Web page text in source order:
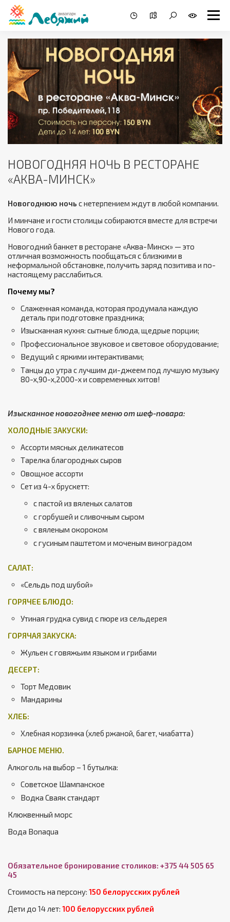
НОВОГОДНЯЯ НОЧЬ В РЕСТОРАНЕ
«АКВА-МИНСК»
Новогоднюю ночь с нетерпением ждут в любой компании.
И минчане и гости столицы собираются вместе для встречи
Нового года.
Новогодний банкет в ресторане «Аква-Минск» — это
отличная возможность пообщаться с близкими в
неформальной обстановке, получить заряд позитива и по-
настоящему расслабиться.
Почему мы?
Слаженная команда, которая продумала каждую
деталь при подготовке праздника;
Изысканная кухня: сытные блюда, щедрые порции;
Профессиональное звуковое и световое оборудование;
Ведущий с яркими интерактивами;
Танцы до утра с лучшим ди-джеем под лучшую музыку
80-х,90-х,2000-х и современных хитов!
Изысканное новогоднее меню от шеф-повара:
ХОЛОДНЫЕ ЗАКУСКИ:
Ассорти мясных деликатесов
Тарелка благородных сыров
Овощное ассорти
Сет из 4-х брускетт:
с пастой из вяленых салатов
с горбушей и сливочным сыром
с вяленым окороком
с гусиным паштетом и моченым виноградом
САЛАТ:
«Сельдь под шубой»
ГОРЯЧЕЕ БЛЮДО:
Утиная грудка сувид с пюре из сельдерея
ГОРЯЧАЯ ЗАКУСКА:
Жульен с говяжьим языком и грибами
ДЕСЕРТ:
Торт Медовик
Мандарины
ХЛЕБ:
Хлебная корзинка (хлеб ржаной, багет, чиабатта)
БАРНОЕ МЕНЮ.
Алкоголь на выбор – 1 бутылка:
Советское Шампанское
Водка Сваяк стандарт
Клюквенный морс
Вода Bonaqua
Обязательное бронирование столиков: +375 44 505 65
45
Стоимость на персону: 150 белорусских рублей
Дети до 14 лет: 100 белорусских рублей